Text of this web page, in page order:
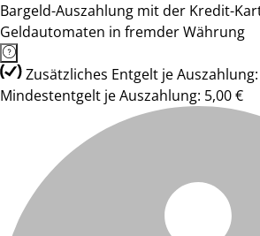
Bargeld-Auszahlung mit der Kredit-
Geldautomaten in fremder Währung
Zusätzliches Entgelt je Auszahlung:
Mindestentgelt je Auszahlung: 5,00 €